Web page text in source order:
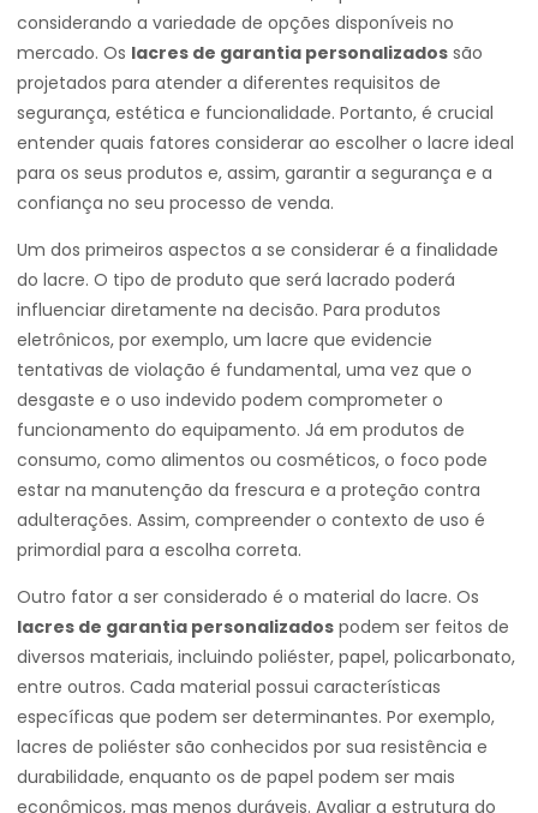
considerando a variedade de opções disponíveis no
mercado. Os lacres de garantia personalizados são
projetados para atender a diferentes requisitos de
segurança, estética e funcionalidade. Portanto, é crucial
entender quais fatores considerar ao escolher o lacre ideal
para os seus produtos e, assim, garantir a segurança e a
confiança no seu processo de venda.
Um dos primeiros aspectos a se considerar é a finalidade
do lacre. O tipo de produto que será lacrado poderá
influenciar diretamente na decisão. Para produtos
eletrônicos, por exemplo, um lacre que evidencie
tentativas de violação é fundamental, uma vez que o
desgaste e o uso indevido podem comprometer o
funcionamento do equipamento. Já em produtos de
consumo, como alimentos ou cosméticos, o foco pode
estar na manutenção da frescura e a proteção contra
adulterações. Assim, compreender o contexto de uso é
primordial para a escolha correta.
Outro fator a ser considerado é o material do lacre. Os
lacres de garantia personalizados podem ser feitos de
diversos materiais, incluindo poliéster, papel, policarbonato,
entre outros. Cada material possui características
específicas que podem ser determinantes. Por exemplo,
lacres de poliéster são conhecidos por sua resistência e
durabilidade, enquanto os de papel podem ser mais
econômicos, mas menos duráveis. Avaliar a estrutura do